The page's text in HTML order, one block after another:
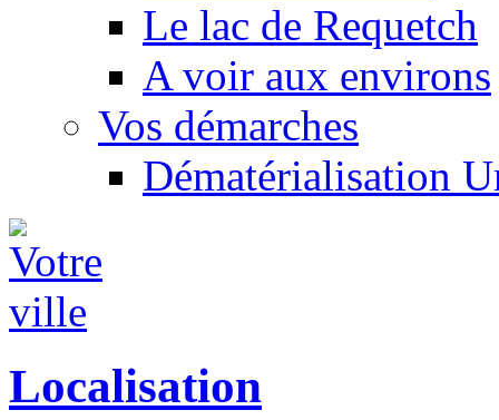
Le lac de Requetch
A voir aux environs
Vos démarches
Dématérialisation
Localisation